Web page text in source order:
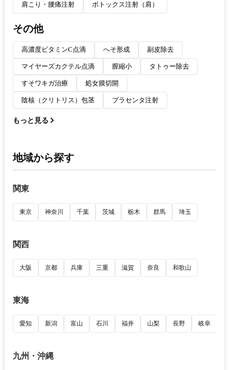
肩こり・腰痛注射 ボトックス注射（肩）
その他
高濃度ビタミンC点滴 へそ形成 副皮除去
マイヤーズカクテル点滴 膣縮小 タトゥー除去
すそワキガ治療 処女膜切開
陰核（クリトリス）包茎 プラセンタ注射
もっと見る
地域から探す
関東
東京 神奈川 千葉 茨城 栃木 群馬 埼玉
関西
大阪 京都 兵庫 三重 滋賀 奈良 和歌山
東海
愛知 新潟 富山 石川 福井 山梨 長野 岐阜
九州・沖縄